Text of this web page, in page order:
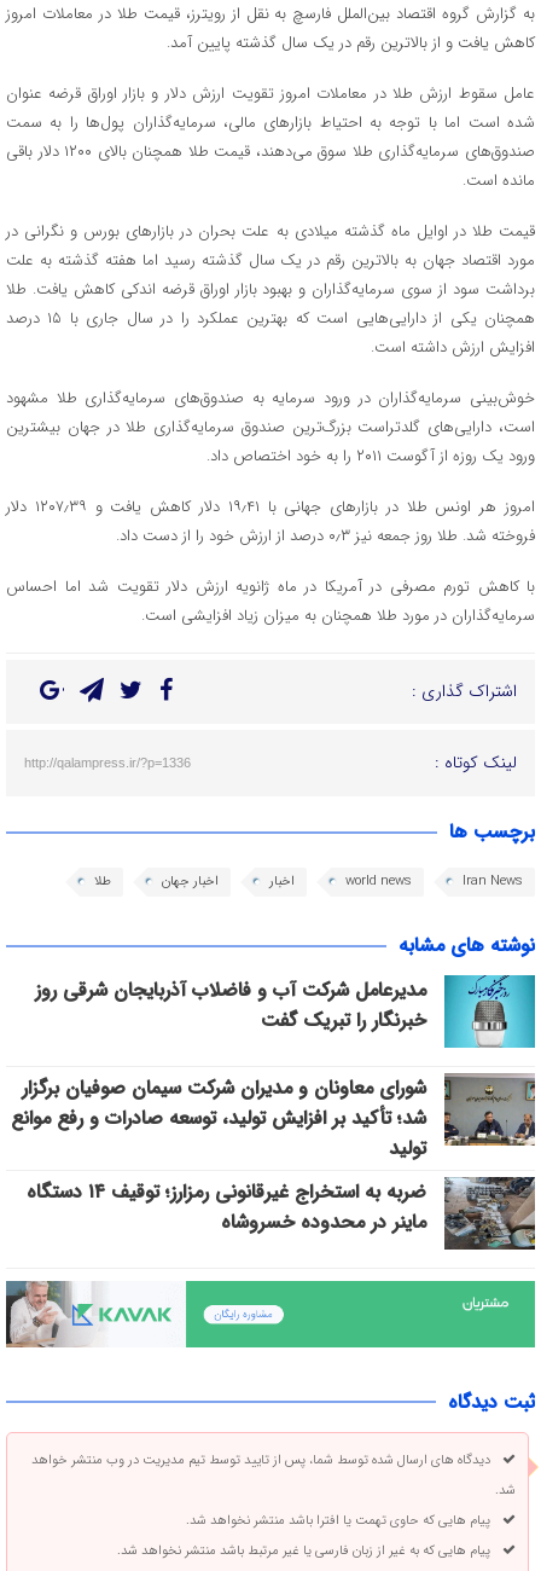
به گزارش گروه اقتصاد بین‌الملل فارسچ به نقل از رویترز، قیمت طلا در معاملات امروز
کاهش یافت و از بالاترین رقم در یک سال گذشته پایین آمد.
عامل سقوط ارزش طلا در معاملات امروز تقویت ارزش دلار و بازار اوراق قرضه عنوان
شده است اما با توجه به احتیاط بازارهای مالی، سرمایه‌گذاران پول‌ها را به سمت
صندوق‌‌های سرمایه‌گذاری طلا سوق می‌دهند، قیمت طلا همچنان بالای ۱۲۰۰ دلار باقی
مانده است.
قیمت طلا در اوایل ماه گذشته میلادی به علت بحران در بازارهای بورس و نگرانی در
مورد اقتصاد جهان به بالاترین رقم در یک سال گذشته رسید اما هفته گذشته به علت
برداشت سود از سوی سرمایه‌گذاران و بهبود بازار اوراق قرضه اندکی کاهش یافت. طلا
همچنان یکی از دارایی‌هایی است که بهترین عملکرد را در سال جاری با ۱۵ درصد
افزایش ارزش داشته است.
خوش‌بینی سرمایه‌گذاران در ورود سرمایه به صندوق‌های سرمایه‌گذاری طلا مشهود
است، دارایی‌های گلدتراست بزرگ‌ترین صندوق سرمایه‌گذاری طلا در جهان بیشترین
ورود یک روزه از آگوست ۲۰۱۱ را به خود اختصاص داد.
امروز هر اونس طلا در بازارهای جهانی با ۱۹٫۴۱ دلار کاهش یافت و ۱۲۰۷٫۳۹ دلار
فروخته شد. طلا روز جمعه نیز ۰٫۳ درصد از ارزش خود را از دست داد.
با کاهش تورم مصرفی در آمریکا در ماه ژانویه ارزش دلار تقویت شد اما احساس
سرمایه‌گذاران در مورد طلا همچنان به میزان زیاد افزایشی است.
اشتراک گذاری :
لینک کوتاه : http://qalampress.ir/?p=1336
برچسب ها
Iran News
world news اخبار اخبار جهان طلا
نوشته های مشابه
مدیرعامل شرکت آب و فاضلاب آذربایجان شرقی روز
خبرنگار را تبریک گفت
شورای معاونان و مدیران شرکت سیمان صوفیان برگزار
شد؛ تأکید بر افزایش تولید، توسعه صادرات و رفع موانع
تولید
ضربه به استخراج غیرقانونی رمزارز؛ توقیف ۱۴ دستگاه
ماینر در محدوده خسروشاه
ثبت دیدگاه
دیدگاه های ارسال شده توسط شما، پس از تایید توسط تیم مدیریت در وب منتشر خواهد
شد.
پیام هایی که حاوی تهمت یا افترا باشد منتشر نخواهد شد.
پیام هایی که به غیر از زبان فارسی یا غیر مرتبط باشد منتشر نخواهد شد.